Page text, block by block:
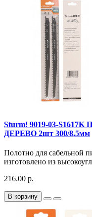
Sturm! 9019-03-S1617K
ДЕРЕВО 2шт 300/8,5мм
Полотно для сабельной
изготовлено из
216.00 р.
В корзину